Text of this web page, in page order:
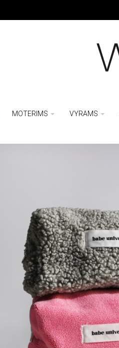
MOTERIMS VYRAMS